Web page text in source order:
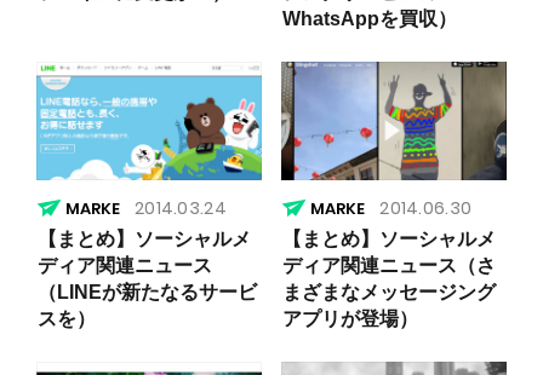
WhatsAppを買収）
2014.03.24
【まとめ】ソーシャルメ
ディア関連ニュース
（LINEが新たなるサービ
スを）
2014.06.30
【まとめ】ソーシャルメ
ディア関連ニュース（さ
まざまなメッセージング
アプリが登場）